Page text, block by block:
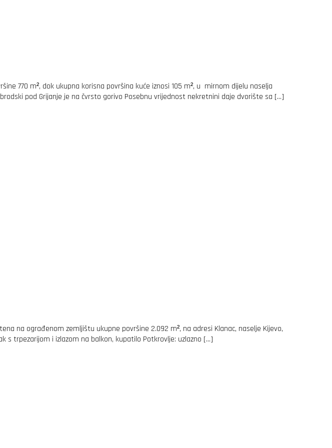
770 m², dok ukupna korisna površina kuće iznosi 105 m², u mirnom dijelu naselja
pod Grijanje je na čvrsto gorivo Posebnu vrijednost nekretnini daje dvorište sa […]
na ograđenom zemljištu ukupne površine 2.092 m², na adresi Klanac, naselje Kijevo,
s trpezarijom i izlazom na balkon, kupatilo Potkrovlje: uzlazno […]